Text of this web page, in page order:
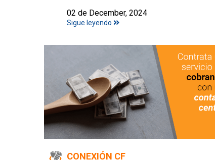
02 de December, 2024
Sigue leyendo
CONEXIÓN CF